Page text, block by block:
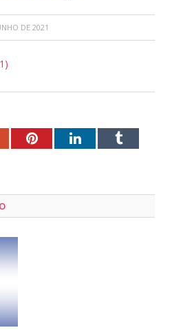
DE 2021
PinterestLinkedInTumblr